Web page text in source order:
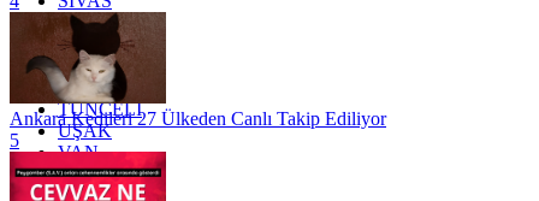
SİİRT
TEKİRDAĞ
TOKAT
TRABZON
TUNCELİ
UŞAK
VAN
YALOVA
YOZGAT
Ankara Kedileri 27 Ülkeden Canlı Takip Ediliyor
5